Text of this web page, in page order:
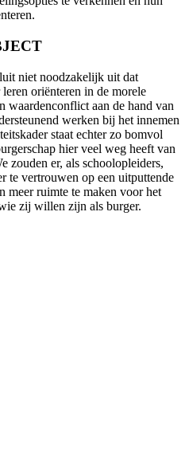
niet noodzakelijk uit dat
oriënteren in de morele
waardenconflict aan de hand van
werken bij het innemen
staat echter zo bomvol
hier veel weg heeft van
zouden er, als schoolopleiders,
te vertrouwen op een uitputtende
meer ruimte te maken voor het
zij willen zijn als burger.